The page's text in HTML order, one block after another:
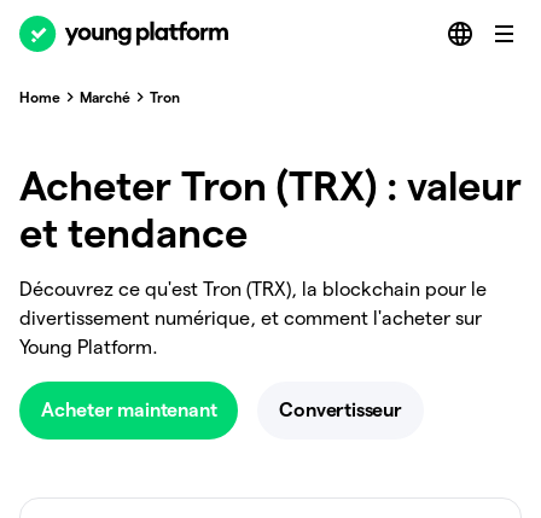
Home Marché Tron
Acheter Tron (TRX) : valeur
et tendance
Découvrez ce qu'est Tron (TRX), la blockchain pour le
divertissement numérique, et comment l'acheter sur
Young Platform.
Acheter maintenant Convertisseur